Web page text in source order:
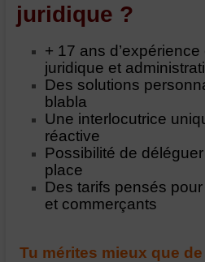
juridique ?
+ 17 ans
juridique et
Des solutions
blabla
Une interlocutrice
réactive
Possibilité de
place
Des tarifs pensés
et commerçants
Tu mérites mieux que